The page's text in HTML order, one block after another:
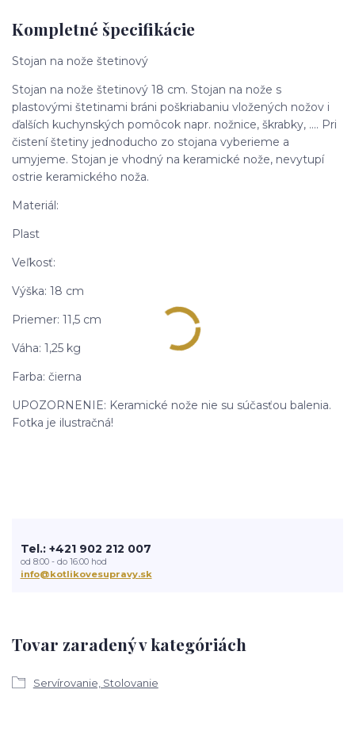
Kompletné špecifikácie
Stojan na nože štetinový
Stojan na nože štetinový 18 cm. Stojan na nože s
plastovými štetinami bráni poškriabaniu vložených nožov i
ďalších kuchynských pomôcok napr. nožnice, škrabky, .... Pri
čistení štetiny jednoducho zo stojana vyberieme a
umyjeme. Stojan je vhodný na keramické nože, nevytupí
ostrie keramického noža.
Materiál:
Plast
Veľkosť:
Výška: 18 cm
Priemer: 11,5 cm
Váha: 1,25 kg
Farba: čierna
UPOZORNENIE: Keramické nože nie su súčasťou balenia.
Fotka je ilustračná!
Tovar zaradený v kategóriách
Servírovanie, Stolovanie
Tel.: +421 902 212 007
od 8:00 - do 16:00 hod
info@kotlikovesupravy.sk